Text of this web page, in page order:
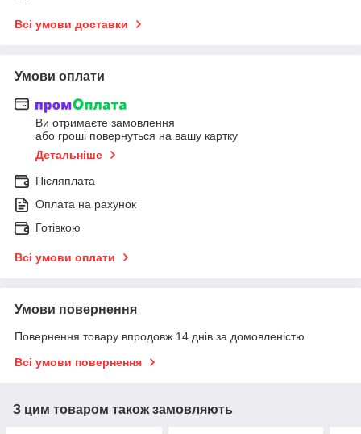
Всі умови доставки
Умови оплати
Ви отримаєте замовлення
або гроші повернуться на вашу картку
Детальніше
Післяплата
Оплата на рахунок
Готівкою
Всі умови оплати
Умови повернення
Повернення товару впродовж 14 днів за домовленістю
Всі умови повернення
З цим товаром також замовляють